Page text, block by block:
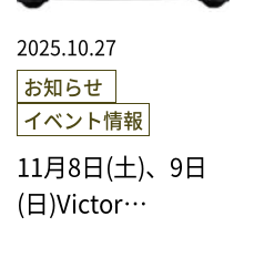
2025.10.27
お知らせ
イベント情報
11月8日(土)、9日
(日)Victor…